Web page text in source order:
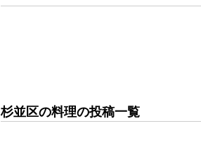
杉並区の料理の投稿一覧